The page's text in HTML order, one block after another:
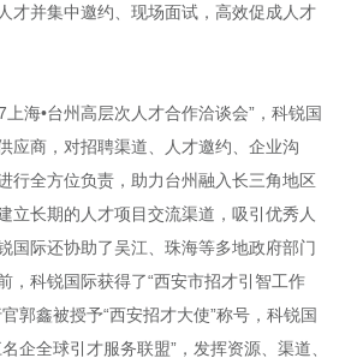
才并集中邀约、现场面试，高效促成人才
海•台州高层次人才合作洽谈会”，科锐国
应商，对招聘渠道、人才邀约、企业沟
行全方位负责，助力台州融入长三角地区
立长期的人才项目交流渠道，吸引优秀人
国际还协助了吴江、珠海等多地政府部门
，科锐国际获得了“西安市招才引智工作
郭鑫被授予“西安招才大使”称号，科锐国
企全球引才服务联盟”，发挥资源、渠道、